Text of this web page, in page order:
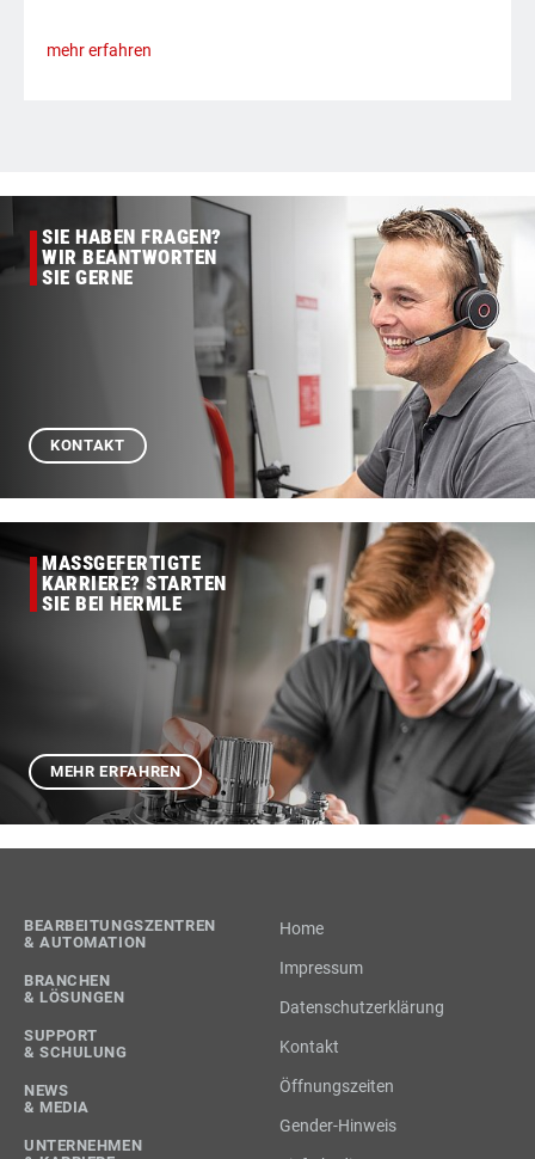
mehr erfahren
SIE HABEN FRAGEN?
WIR BEANTWORTEN
SIE GERNE
KONTAKT
MASSGEFERTIGTE
KARRIERE? STARTEN
SIE BEI HERMLE
MEHR ERFAHREN
BEARBEITUNGSZENTREN
& AUTOMATION
BRANCHEN
& LÖSUNGEN
SUPPORT
& SCHULUNG
NEWS
& MEDIA
UNTERNEHMEN
Home
Impressum
Datenschutzerklärung
Kontakt
Öffnungszeiten
Gender-Hinweis